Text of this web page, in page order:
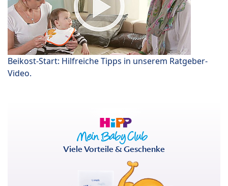
Beikost-Start: Hilfreiche Tipps in unserem Ratgeber-
Video.
Viele Vorteile & Geschenke